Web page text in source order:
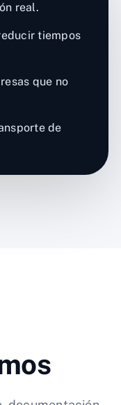
real.
tiempos
que no
de